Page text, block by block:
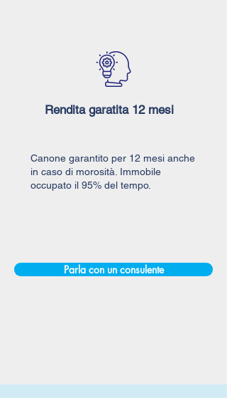
Rendita garatita 12 mesi
Canone garantito per 12 mesi anche
in caso di morosità. Immobile
occupato il 95% del tempo.
Parla con un consulente